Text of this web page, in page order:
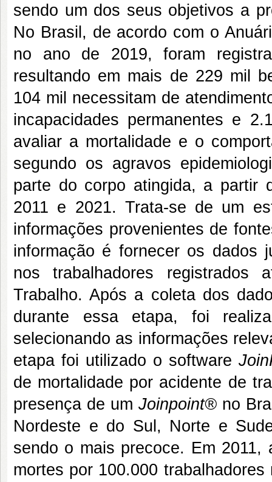
sendo um dos seus objetivos a
No Brasil, de acordo com o
no ano de 2019, foram
resultando em mais de 229 mil
104 mil necessitam de
incapacidades permanentes e
avaliar a mortalidade e o
segundo os agravos
parte do corpo atingida, a partir
2011 e 2021. Trata-se de um
informações provenientes de
informação é fornecer os dados
nos trabalhadores registrados
Trabalho. Após a coleta dos
durante essa etapa, foi
selecionando as informações
etapa foi utilizado o software
de mortalidade por acidente de
presença de umJoinpoint® no
Nordeste e do Sul, Norte e
sendo o mais precoce. Em
mortes por 100.000